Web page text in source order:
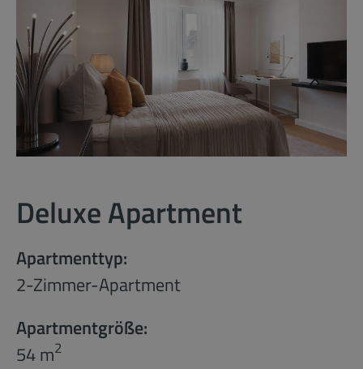
Deluxe Apartment
Apartmenttyp:
2-Zimmer-Apartment
Apartmentgröße:
54 m2